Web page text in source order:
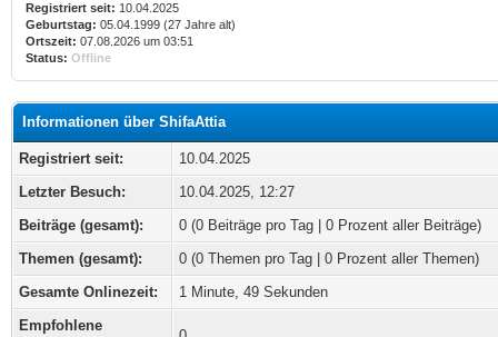
Registriert seit: 10.04.2025
Geburtstag: 05.04.1999 (27 Jahre alt)
Ortszeit: 07.08.2026 um 03:51
Status: Offline
Informationen über ShifaAttia
Registriert seit:
10.04.2025
Letzter Besuch:
10.04.2025, 12:27
Beiträge (gesamt):
0 (0 Beiträge pro Tag | 0 Prozent aller Beiträge)
Themen (gesamt):
0 (0 Themen pro Tag | 0 Prozent aller Themen)
Gesamte Onlinezeit:
1 Minute, 49 Sekunden
Empfohlene